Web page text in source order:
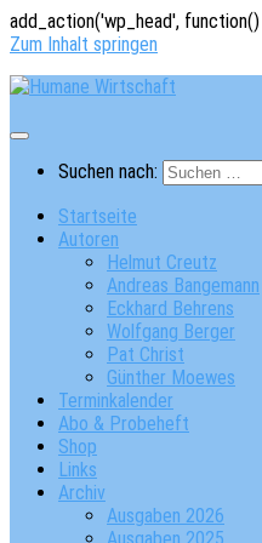
add_action('wp_head',
Zum Inhalt springen
Suchen nach:
Startseite
Autoren
Helmut Creutz
Andreas Bangemann
Eckhard Behrens
Wolfgang Berger
Pat Christ
Günther Moewes
Terminkalender
Abo & Probeheft
Shop
Links
Archiv
Ausgaben 2026